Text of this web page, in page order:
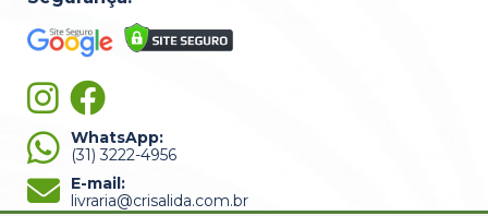
WhatsApp:
(31) 3222-4956
E-mail:
livraria@crisalida.com.br